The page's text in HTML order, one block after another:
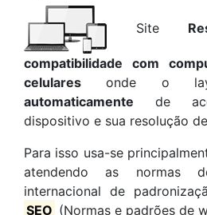
Site
compatibilidade com
celulares onde o
automaticamente de
dispositivo e sua resolução
Para isso usa-se
atendendo as normas
internacional de
SEO (Normas e padrões de